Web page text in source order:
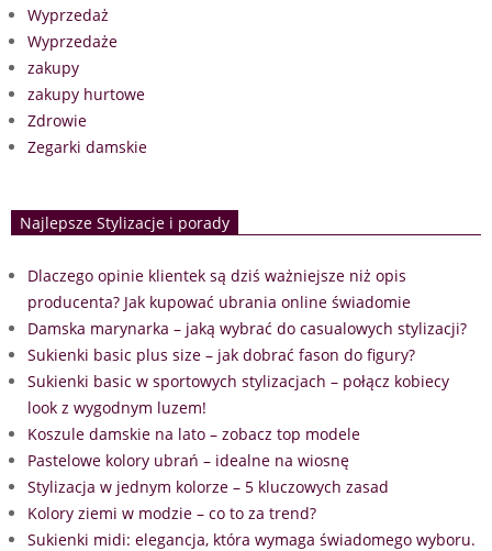
Wyprzedaż
Wyprzedaże
zakupy
zakupy hurtowe
Zdrowie
Zegarki damskie
Najlepsze Stylizacje i porady
Dlaczego opinie klientek są dziś ważniejsze niż opis
producenta? Jak kupować ubrania online świadomie
Damska marynarka – jaką wybrać do casualowych stylizacji?
Sukienki basic plus size – jak dobrać fason do figury?
Sukienki basic w sportowych stylizacjach – połącz kobiecy
look z wygodnym luzem!
Koszule damskie na lato – zobacz top modele
Pastelowe kolory ubrań – idealne na wiosnę
Stylizacja w jednym kolorze – 5 kluczowych zasad
Kolory ziemi w modzie – co to za trend?
Sukienki midi: elegancja, która wymaga świadomego wyboru.